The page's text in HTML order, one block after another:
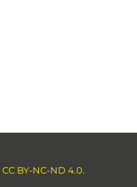
CC BY-NC-ND 4.0.